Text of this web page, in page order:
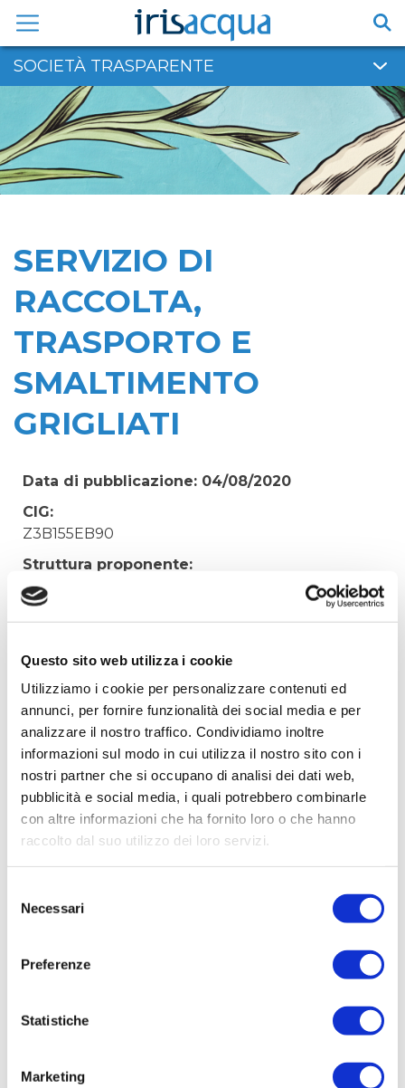
Questo sito web utilizza i cookie
Utilizziamo i cookie per personalizzare contenuti ed
annunci, per fornire funzionalità dei social media e per
analizzare il nostro traffico. Condividiamo inoltre
informazioni sul modo in cui utilizza il nostro sito con i
nostri partner che si occupano di analisi dei dati web,
pubblicità e social media, i quali potrebbero combinarle
con altre informazioni che ha fornito loro o che hanno
raccolto dal suo utilizzo dei loro servizi.
delNecessari
Preferenze
Statistiche
Marketing
contenuto
SOCIETÀ TRASPARENTE
SERVIZIO DI
RACCOLTA,
TRASPORTO E
SMALTIMENTO
GRIGLIATI
Data di pubblicazione: 04/08/2020
CIG:
Z3B155EB90
Struttura proponente:
'Irisacqua srl P.I./C.F. 01070220312. - Ufficio
Tecnico
SERVIZIO DI RACCOLTA, TRASPORTO E
SMALTIMENTO GRIGLIATI
Elenco operatori invitati:
Procedura di scelta:
Affidamento ai sensi del Regolamento Generale
Aziendale per Lavori Servizi e Forniture (art.238,
comma 7 d.lgs. 163/2006)
Aggiudicatario Nome:
CALCINA INIZIATIVE AMBIENTALI S.R.L. - cod. fisc.
00855090320
3016,3000
pronta
0